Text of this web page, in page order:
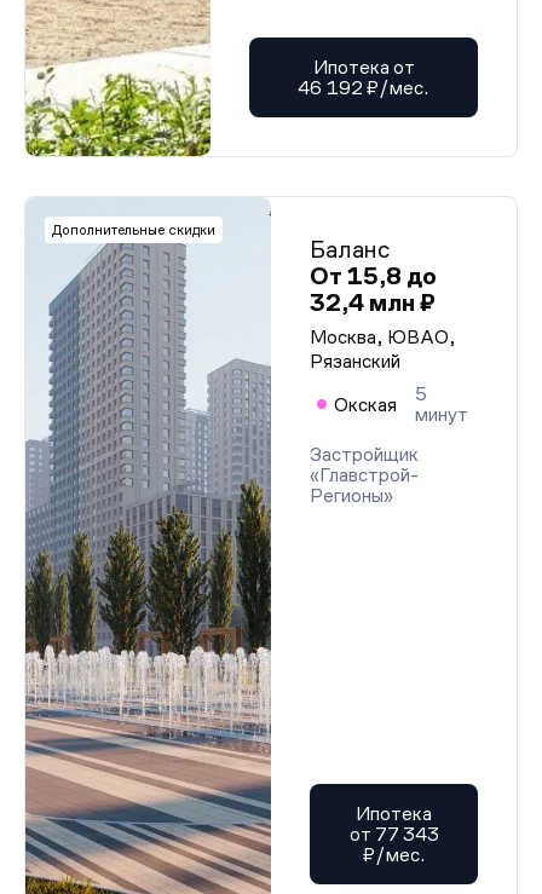
Ипотека от
46 192 ₽/мес.
Дополнительные скидки
Баланс
От 15,8 до
32,4 млн ₽
Москва, ЮВАО,
Рязанский
Окская
5
минут
Застройщик
«Главстрой-
Регионы»
Ипотека
от 77 343
₽/мес.